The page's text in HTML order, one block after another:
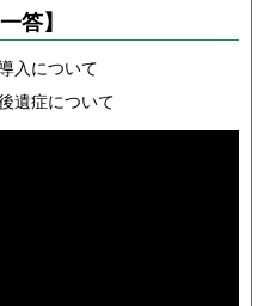
答】
入について
遺症について